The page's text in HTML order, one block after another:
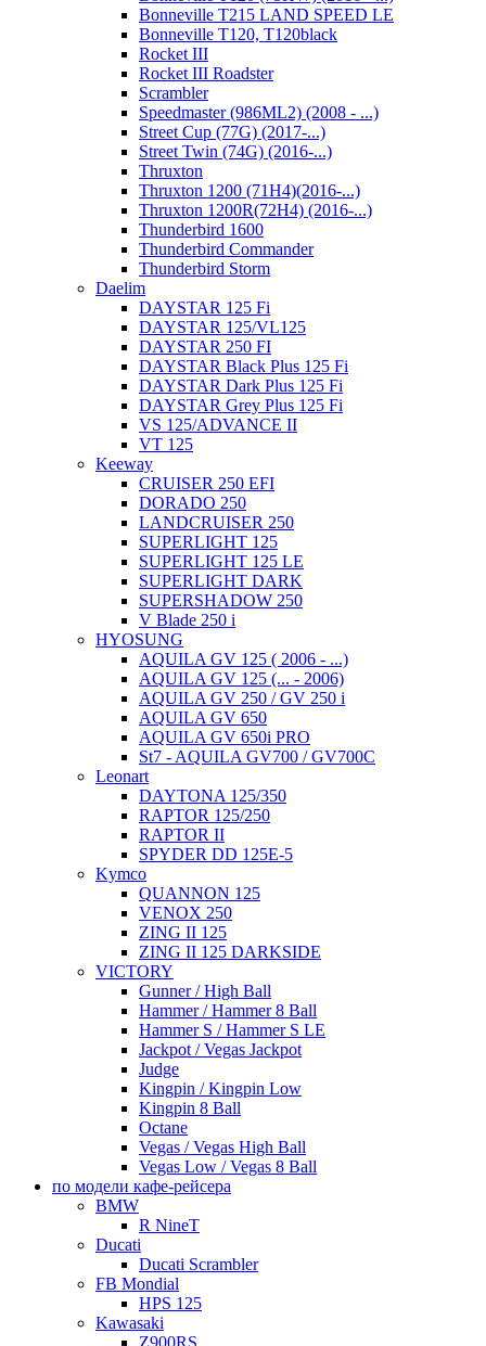
Bonneville T215 LAND SPEED LE
Bonneville T120, T120black
Rocket III
Rocket III Roadster
Scrambler
Speedmaster (986ML2) (2008 - ...)
Street Cup (77G) (2017-...)
Street Twin (74G) (2016-...)
Thruxton
Thruxton 1200 (71H4)(2016-...)
Thruxton 1200R(72H4) (2016-...)
Thunderbird 1600
Thunderbird Commander
Thunderbird Storm
Daelim
DAYSTAR 125 Fi
DAYSTAR 125/VL125
DAYSTAR 250 FI
DAYSTAR Black Plus 125 Fi
DAYSTAR Dark Plus 125 Fi
DAYSTAR Grey Plus 125 Fi
VS 125/ADVANCE II
VT 125
Keeway
CRUISER 250 EFI
DORADO 250
LANDCRUISER 250
SUPERLIGHT 125
SUPERLIGHT 125 LE
SUPERLIGHT DARK
SUPERSHADOW 250
V Blade 250 i
HYOSUNG
AQUILA GV 125 ( 2006 - ...)
AQUILA GV 125 (... - 2006)
AQUILA GV 250 / GV 250 i
AQUILA GV 650
AQUILA GV 650i PRO
St7 - AQUILA GV700 / GV700C
Leonart
DAYTONA 125/350
RAPTOR 125/250
RAPTOR II
SPYDER DD 125E-5
Kymco
QUANNON 125
VENOX 250
ZING II 125
ZING II 125 DARKSIDE
VICTORY
Gunner / High Ball
Hammer / Hammer 8 Ball
Hammer S / Hammer S LE
Jackpot / Vegas Jackpot
Judge
Kingpin / Kingpin Low
Kingpin 8 Ball
Octane
Vegas / Vegas High Ball
Vegas Low / Vegas 8 Ball
по модели кафе-рейсера
BMW
R NineT
Ducati
Ducati Scrambler
FB Mondial
HPS 125
Kawasaki
Z900RS